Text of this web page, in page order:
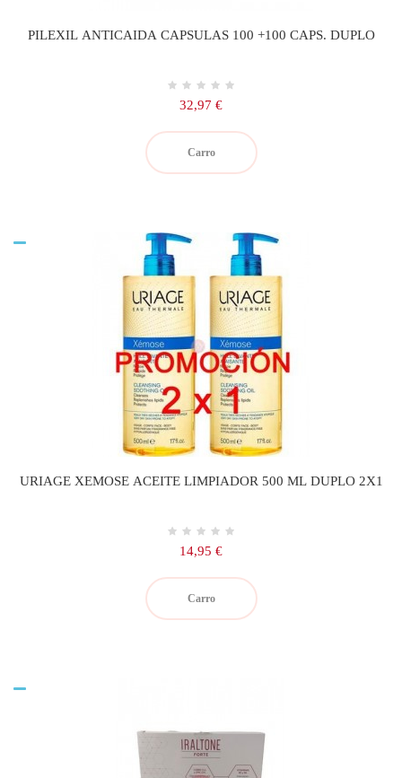
PILEXIL ANTICAIDA CAPSULAS 100 +100 CAPS. DUPLO
Precio
32,97 €
Carro
URIAGE XEMOSE ACEITE LIMPIADOR 500 ML DUPLO 2X1
Precio
14,95 €
Carro